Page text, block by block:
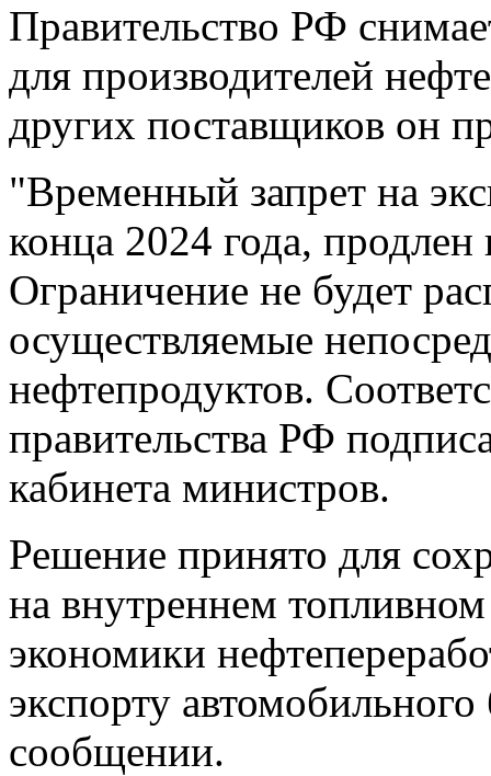
Правительство РФ
для производителей
других поставщиков он
"Временный запрет на
конца 2024 года,
Ограничение не будет
осуществляемые
нефтепродуктов.
правительства РФ
кабинета министров.
Решение принято для
на внутреннем
экономики
экспорту
сообщении.